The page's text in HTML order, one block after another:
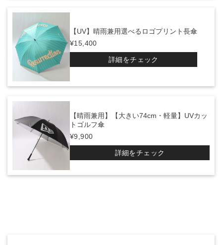
【UV】晴雨兼用選べるロゴプリント長傘
¥15,400
詳細をチェック
【晴雨兼用】【大きい74cm・軽量】UVカッ
トゴルフ傘
¥9,900
詳細をチェック